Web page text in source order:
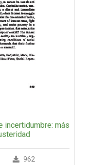
incertidumbre: más
962